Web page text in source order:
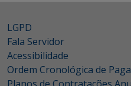
LGPD
Fala Servidor
Acessibilidade
Ordem Cronológica de
Planos de Contratações